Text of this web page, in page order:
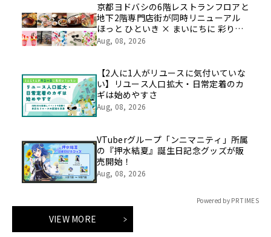
京都ヨドバシの6階レストランフロアと
地下2階専門店街が同時リニューアル
ほっと ひといき × まいにちに 彩りと
豊かさと
Aug, 08, 2026
【2人に1人がリユースに気付いていな
い】リユース人口拡大・日常定着のカ
ギは始めやすさ
Aug, 08, 2026
VTuberグループ「ンニマニティ」所属
の『押水結夏』誕生日記念グッズが販
売開始！
Aug, 08, 2026
Powered by PR TIMES
VIEW MORE